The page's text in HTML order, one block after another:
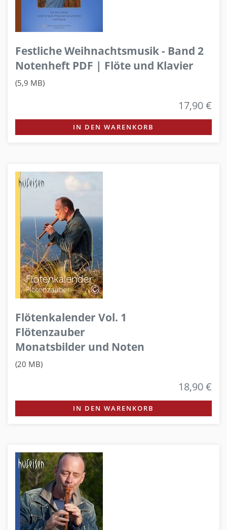
Festliche Weihnachtsmusik - Band 2
Notenheft PDF | Flöte und Klavier
(5,9 MB)
17,90 €
IN DEN WARENKORB
Flötenkalender Vol. 1
Flötenzauber
Monatsbilder und Noten
(20 MB)
18,90 €
IN DEN WARENKORB